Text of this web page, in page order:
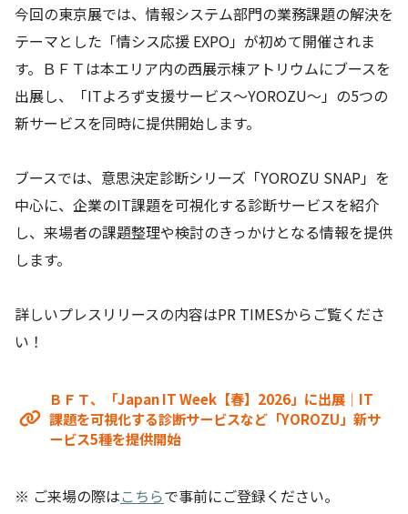
今回の東京展では、情報システム部門の業務課題の解決を
テーマとした「情シス応援 EXPO」が初めて開催されま
す。ＢＦＴは本エリア内の西展示棟アトリウムにブースを
出展し、「ITよろず支援サービス～YOROZU～」の5つの
新サービスを同時に提供開始します。
ブースでは、意思決定診断シリーズ「YOROZU SNAP」を
中心に、企業のIT課題を可視化する診断サービスを紹介
し、来場者の課題整理や検討のきっかけとなる情報を提供
します。
詳しいプレスリリースの内容はPR TIMESからご覧くださ
い！
ＢＦＴ、「Japan IT Week【春】2026」に出展│IT
課題を可視化する診断サービスなど「YOROZU」新サ
ービス5種を提供開始
※ ご来場の際はこちらで事前にご登録ください。